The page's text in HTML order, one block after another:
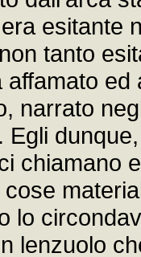
esitante
tanto
narrato
Egli
chiamano
lo
lenzuolo